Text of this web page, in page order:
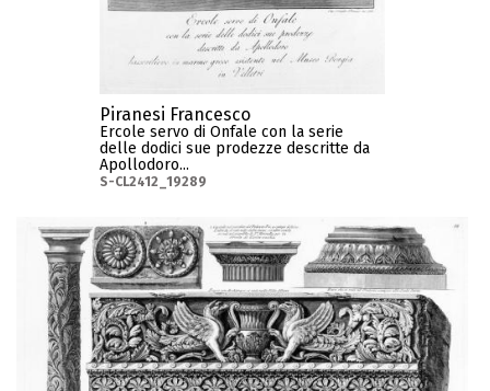
Piranesi Francesco
Ercole servo di Onfale con la serie
delle dodici sue prodezze descritte da
Apollodoro...
S-CL2412_19289